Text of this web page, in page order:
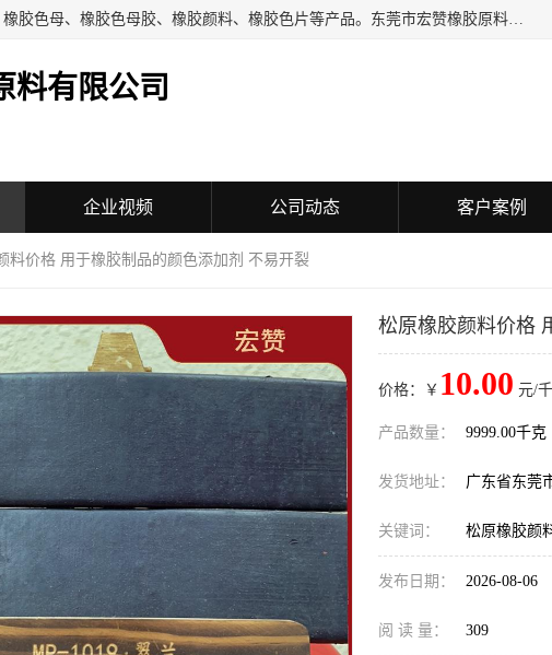
东莞市宏赞橡胶原料有限公司批量供应：橡胶色胶、橡胶色母、橡胶色母胶、橡胶颜料、橡胶色片等产品。东莞市宏赞橡胶原料有限公司经营已经十五年的历史，目前的客户群广达东南亚各国，也是目前橡胶制造密集度高的中国大陆橡胶制品工厂使用多，市场占有率高的色胶专业生产工厂。
料有限公司
企业视频 公司动态 客户案例
料价格 用于橡胶制品的颜色添加剂 不易开裂
松原橡胶颜料价格
价格：￥ 10.00 元/
产品数量： 9999.00千克
发货地址： 广东省东莞
关键词： 松原橡胶颜
发布日期： 2026-08-06
阅 读 量： 309